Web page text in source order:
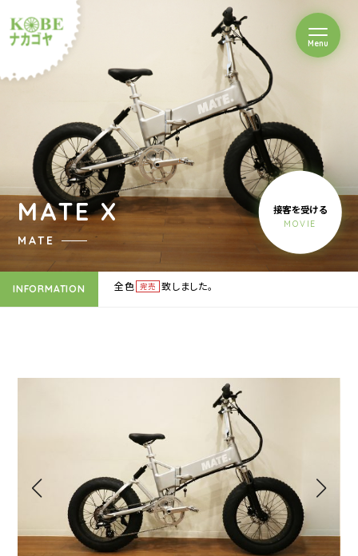
ルショップナカゴヤ
Menuを開閉
MATE
MATE X 接客を受ける
MOVIE
INFORMATION 全色 完売 致しました。